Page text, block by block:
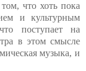
что хоть пока
и культурным
поступает на
в этом смысле
музыка, и